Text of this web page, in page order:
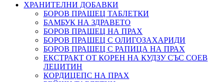
ХРАНИТЕЛНИ ДОБАВКИ
БОРОВ ПРАШЕЦ ТАБЛЕТКИ
БАМБУК НА ЗДРАВЕТО
БОРОВ ПРАШЕЦ НА ПРАХ
БОРОВ ПРАШЕЦ С ОЛИГОЗАХАРИДИ
БОРОВ ПРАШЕЦ С РАПИЦА НА ПРАХ
ЕКСТРАКТ ОТ КОРЕН НА КУДЗУ СЪС СОЕВ
ЛЕЦИТИН
КОРДИЦЕПС НА ПРАХ